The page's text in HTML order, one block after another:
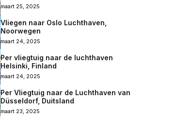
Hongarije
maart 25, 2025
Vliegen naar Oslo Luchthaven,
Noorwegen
maart 24, 2025
Per vliegtuig naar de luchthaven
Helsinki, Finland
maart 24, 2025
Per Vliegtuig naar de Luchthaven van
Düsseldorf, Duitsland
maart 23, 2025